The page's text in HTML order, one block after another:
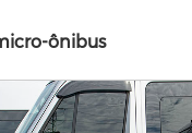
ônibus